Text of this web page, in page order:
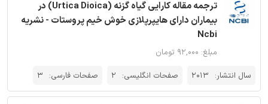
ترجمه مقاله کارایی گیاه گزنه (Urtica Dioica) در
بیماران دارای هایپرپلازی خوش خیم پروستات - نشریه
Ncbi
مبلغ: ۹۲,۰۰۰ تومان
سال انتشار: 2013 صفحات انگلیسی: 2 صفحات فارسی: 3